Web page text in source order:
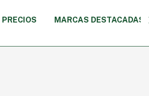
MARCAS DESTACADAS